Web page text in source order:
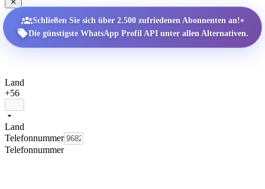
Schließen Sie sich über 2.500 zufriedenen Abonnenten an!•
Die günstigste WhatsApp Profil API unter allen Alternativen.
Land
+56
Land
Telefonnummer
Telefonnummer